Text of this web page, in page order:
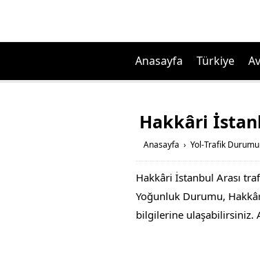
Anasayfa Türkiye
Hakkâri
Anasayfa › Yol-Trafik Durumu
Hakkâri İstanbul Arası
Yoğunluk Durumu,
bilgilerine ulaşabilirsiniz.